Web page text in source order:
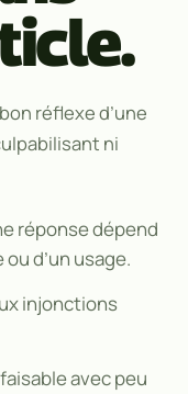
réflexe d’une
ni
réponse dépend
d’un usage.
injonctions
avec peu